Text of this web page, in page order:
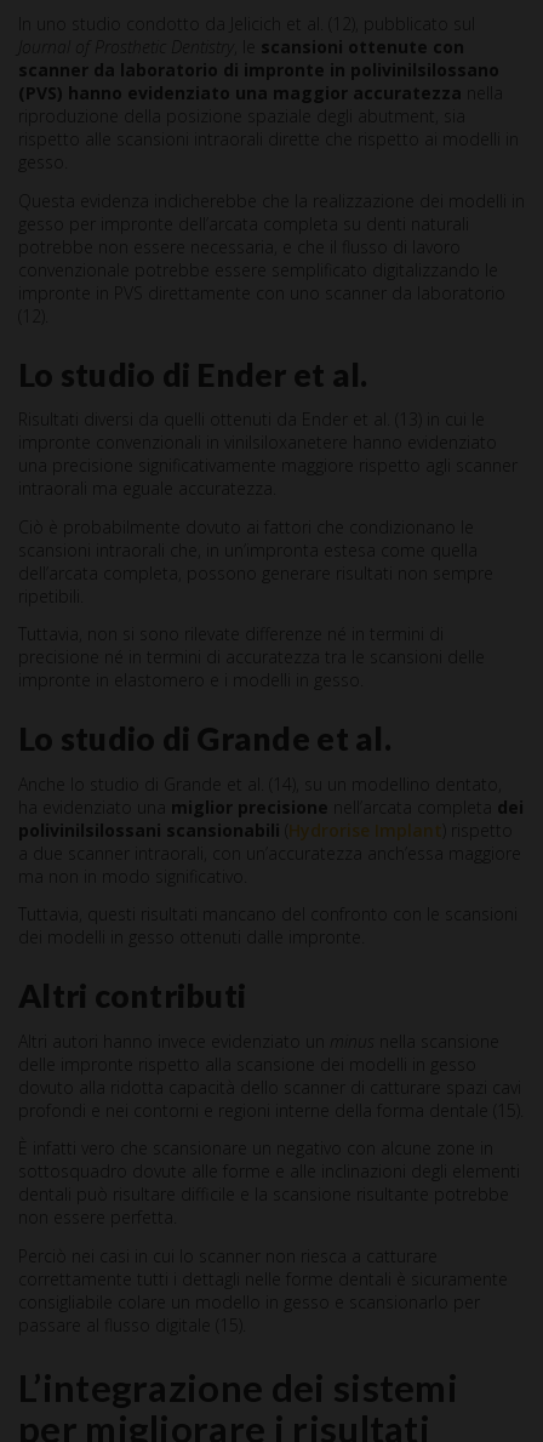
In uno studio condotto da Jelicich et al. (12), pubblicato sul
scansioni ottenute con
scanner da laboratorio di impronte in polivinilsilossano
(PVS) hanno evidenziato una maggior accuratezza
riproduzione della posizione spaziale degli abutment, sia
rispetto alle scansioni intraorali dirette che rispetto ai modelli in
gesso.
Questa evidenza indicherebbe che la realizzazione dei modelli in
gesso per impronte dell’arcata completa su denti naturali
potrebbe non essere necessaria, e che il flusso di lavoro
convenzionale potrebbe essere semplificato digitalizzando le
impronte in PVS direttamente con uno scanner da laboratorio
Lo studio di Ender et al.
Risultati diversi da quelli ottenuti da Ender et al. (13) in cui le
impronte convenzionali in vinilsiloxanetere hanno evidenziato
una precisione significativamente maggiore rispetto agli scanner
intraorali ma eguale accuratezza.
Ciò è probabilmente dovuto ai fattori che condizionano le
scansioni intraorali che, in un’impronta estesa come quella
dell’arcata completa, possono generare risultati non sempre
ripetibili.
Tuttavia, non si sono rilevate differenze né in termini di
precisione né in termini di accuratezza tra le scansioni delle
impronte in elastomero e i modelli in gesso.
Lo studio di Grande et al.
Anche lo studio di Grande et al. (14), su un modellino dentato,
ha evidenziato una miglior precisione nell’arcata completa dei
polivinilsilossani scansionabili Hydrorise Implant ) rispetto
a due scanner intraorali, con un’accuratezza anch’essa maggiore
ma non in modo significativo.
Tuttavia, questi risultati mancano del confronto con le scansioni
dei modelli in gesso ottenuti dalle impronte.
Altri contributi
Altri autori hanno invece evidenziato un
delle impronte rispetto alla scansione dei modelli in gesso
dovuto alla ridotta capacità dello scanner di catturare spazi cavi
profondi e nei contorni e regioni interne della forma dentale (15).
È infatti vero che scansionare un negativo con alcune zone in
sottosquadro dovute alle forme e alle inclinazioni degli elementi
dentali può risultare difficile e la scansione risultante potrebbe
non essere perfetta.
Perciò nei casi in cui lo scanner non riesca a catturare
correttamente tutti i dettagli nelle forme dentali è sicuramente
consigliabile colare un modello in gesso e scansionarlo per
passare al flusso digitale (15).
L’integrazione dei sistemi
per migliorare i risultati